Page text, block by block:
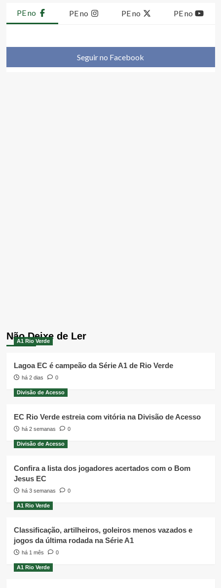
PE no PE no PE no PE no
Seguir no Facebook
Não Deixe de Ler
A1 Rio Verde
Lagoa EC é campeão da Série A1 de Rio Verde
há 2 dias 0
Divisão de Acesso
EC Rio Verde estreia com vitória na Divisão de Acesso
há 2 semanas 0
Divisão de Acesso
Confira a lista dos jogadores acertados com o Bom
Jesus EC
há 3 semanas 0
A1 Rio Verde
Classificação, artilheiros, goleiros menos vazados e
jogos da última rodada na Série A1
há 1 mês 0
A1 Rio Verde